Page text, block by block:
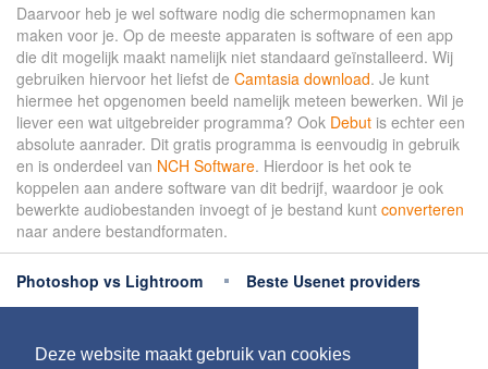
Deze website maakt gebruik van cookies
Daarvoor heb je wel software nodig die schermopnamen kan
maken voor je. Op de meeste apparaten is software of een app
die dit mogelijk maakt namelijk niet standaard geïnstalleerd. Wij
gebruiken hiervoor het liefst de Camtasia download. Je kunt
hiermee het opgenomen beeld namelijk meteen bewerken. Wil je
liever een wat uitgebreider programma? Ook Debut is echter een
absolute aanrader. Dit gratis programma is eenvoudig in gebruik
en is onderdeel van NCH Software. Hierdoor is het ook te
koppelen aan andere software van dit bedrijf, waardoor je ook
bewerkte audiobestanden invoegt of je bestand kunt converteren
naar andere bestandformaten.
Photoshop vs Lightroom
Beste Usenet providers
Meer uitleg